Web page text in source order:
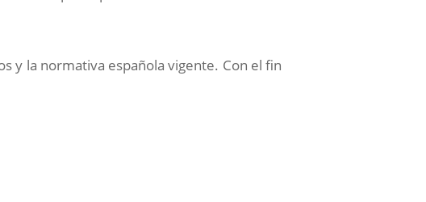
y la normativa española vigente. Con el fin